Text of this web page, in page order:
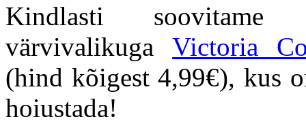
Kindlasti
värvivalikugaVictoria
(hind kõigest 4,99€), kus
hoiustada!